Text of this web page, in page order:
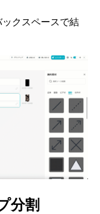
クスペースで結
分割